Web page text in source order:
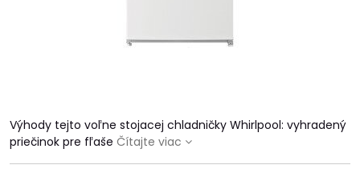
Výhody tejto voľne stojacej chladničky Whirlpool: vyhradený
priečinok pre fľaše Čítajte viac